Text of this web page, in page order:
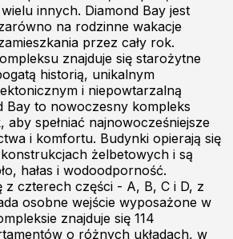
innych. Diamond Bay jest
na rodzinne wakacje
przez cały rok.
znajduje się starożytne
historią, unikalnym
i niepowtarzalną
Bay to nowoczesny kompleks
spełniać najnowocześniejsze
i komfortu. Budynki opierają się
żelbetowych i są
hałas i wodoodporność.
z czterech części - A, B, C i D, z
osobne wejście wyposażone w
znajduje się 114
o różnych układach, w